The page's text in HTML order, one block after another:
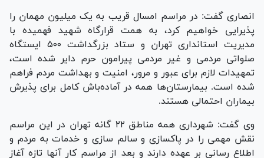
انصاری گفت: در مراسم امسال قریب به یک میلیون مهمان را
پذیرایی خواهیم کرد، به همت قرارگاه شهید فهمیده با
مدیریت استانداری تهران و ستاد بزرگداشت ۵۰۰ ایستگاه
صلواتی مردمی و غیر مردمی پیرامون حرم دایر شده است،
تمهیدات لازم برای عبور و مرور، امنیت و بهداشت مردم فراهم
شده است. بیمارستان‌ها همه در آماده‌باش کامل برای پذیرش
بیماران احتمالی هستند.
وی گفت: شهرداری همه مناطق ۲۲ گانه تهران در این مراسم
نقش مهمی را در پاکسازی و سالم سازی و خدمات به مردم و
اطلاع رسانی بر عهده دارند و بعد از مراسم کار آنها تازه آغاز